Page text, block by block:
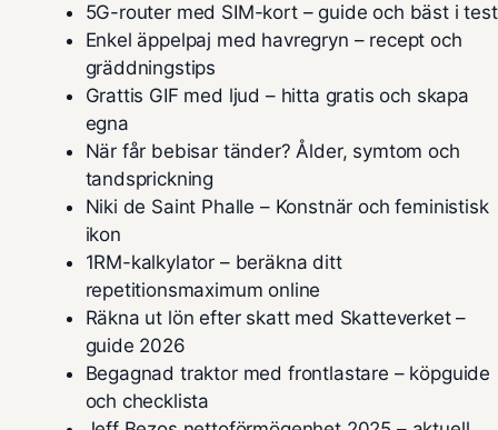
5G-router med SIM-kort – guide och bäst i test
Enkel äppelpaj med havregryn – recept och
gräddningstips
Grattis GIF med ljud – hitta gratis och skapa
egna
När får bebisar tänder? Ålder, symtom och
tandsprickning
Niki de Saint Phalle – Konstnär och feministisk
ikon
1RM-kalkylator – beräkna ditt
repetitionsmaximum online
Räkna ut lön efter skatt med Skatteverket –
guide 2026
Begagnad traktor med frontlastare – köpguide
och checklista